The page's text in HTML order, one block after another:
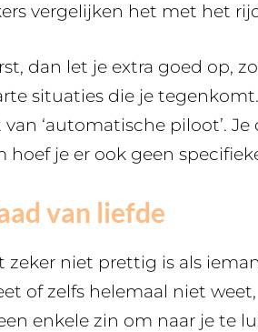
vergelijken het met het
dan let je extra goed op,
situaties die je
van ‘automatische piloot’.
hoef je er ook geen
van liefde
zeker niet prettig is als
of zelfs helemaal niet
enkele zin om naar je te